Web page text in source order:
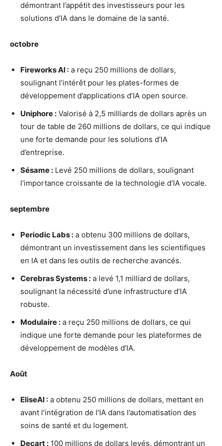
démontrant l’appétit des investisseurs pour les
solutions d’IA dans le domaine de la santé.
octobre
Fireworks AI : a reçu 250 millions de dollars,
soulignant l’intérêt pour les plates-formes de
développement d’applications d’IA open source.
Uniphore : Valorisé à 2,5 milliards de dollars après un
tour de table de 260 millions de dollars, ce qui indique
une forte demande pour les solutions d’IA
d’entreprise.
Sésame : Levé 250 millions de dollars, soulignant
l’importance croissante de la technologie d’IA vocale.
septembre
Periodic Labs : a obtenu 300 millions de dollars,
démontrant un investissement dans les scientifiques
en IA et dans les outils de recherche avancés.
Cerebras Systems : a levé 1,1 milliard de dollars,
soulignant la nécessité d’une infrastructure d’IA
robuste.
Modulaire : a reçu 250 millions de dollars, ce qui
indique une forte demande pour les plateformes de
développement de modèles d’IA.
Août
EliseAI : a obtenu 250 millions de dollars, mettant en
avant l’intégration de l’IA dans l’automatisation des
soins de santé et du logement.
Decart : 100 millions de dollars levés, démontrant un